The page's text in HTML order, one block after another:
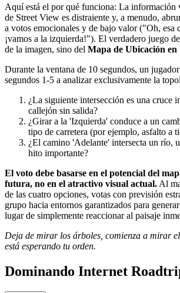
Aquí está el por qué funciona: La información
de Street View es distraiente y, a menudo,
a votos emocionales y de bajo valor ("Oh, esa
¡vamos a la izquierda!"). El verdadero juego
de la imagen, sino del Mapa de Ubicación en
Durante la ventana de 10 segundos, un
segundos 1-5 a analizar exclusivamente la
¿La siguiente intersección es una cruce
callejón sin salida?
¿Girar a la 'Izquierda' conduce a un
tipo de carretera (por ejemplo, asfalto a
¿El camino 'Adelante' intersecta un río,
hito importante?
El voto debe basarse en el potencial del
futura, no en el atractivo visual actual. Al
de las cuatro opciones, votas con previsión
grupo hacia entornos garantizados para
lugar de simplemente reaccionar al paisaje
Deja de mirar los árboles, comienza a mirar
está esperando tu orden.
Dominando Internet